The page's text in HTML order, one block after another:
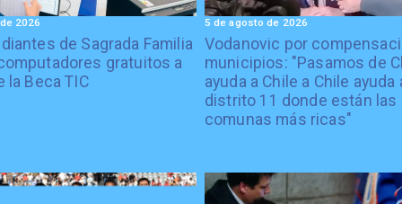
de Sagrada Familia
gratuitos a
la Beca TIC
2026
Vodanovic por
municipios: "Pasamos de
ayuda a Chile a Chile ayuda
distrito 11 donde están las
comunas más ricas"
5 de agosto de 2026